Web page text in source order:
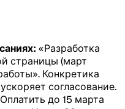
«Разработка
страницы (март
Конкретика
согласование.
до 15 марта